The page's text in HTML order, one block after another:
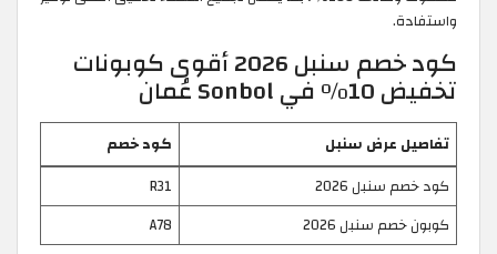
واستفادة.
كود خصم سنبل 2026 أقوى كوبونات
تخفيض 10% في Sonbol عُمان
تفاصيل عرض سنبل
كود خصم
كود خصم سنبل 2026
R31
كوبون خصم سنبل 2026
A78